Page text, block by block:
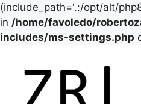
(include_path='.:/opt/alt/
in /home/favoledo/
includes/ms-settings.php
contenuto